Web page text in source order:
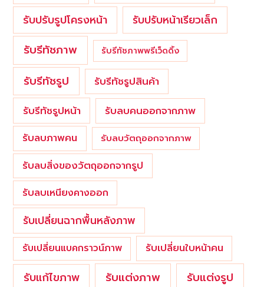
รับปรับรูปโครงหน้า รับปรับหน้าเรียวเล็ก
รับรีทัชภาพ รับรีทัชภาพพรีเว็ดดิ้ง
รับรีทัชรูป
รับรีทัชรูปสินค้า
รับรีทัชรูปหน้า
รับลบคนออกจากภาพ
รับลบภาพคน
รับลบวัตถุออกจากภาพ
รับลบสิ่งของวัตถุออกจากรูป
รับลบเหนียงคางออก
รับเปลี่ยนฉากพื้นหลังภาพ
รับเปลี่ยนแบคกราวน์ภาพ รับเปลี่ยนใบหน้าคน
รับแก้ไขภาพ รับแต่งภาพ รับแต่งรูป